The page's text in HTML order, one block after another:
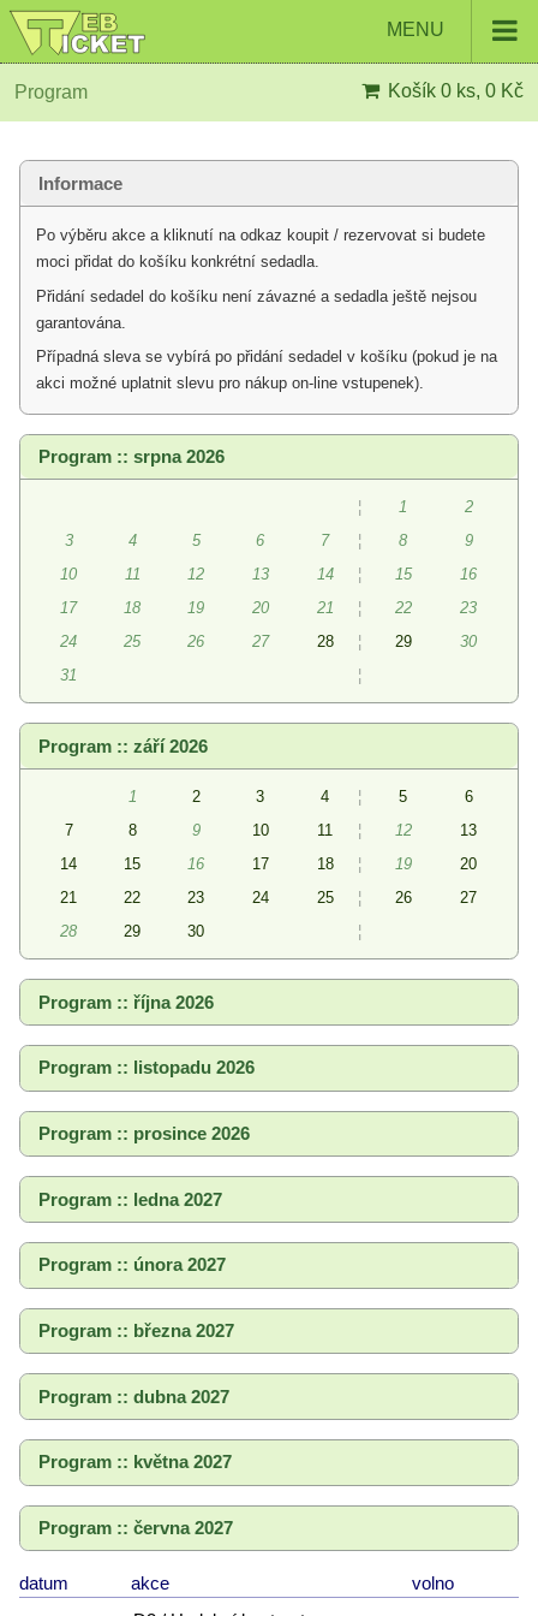
MENU
Program Košík 0 ks, 0 Kč
Informace
Po výběru akce a kliknutí na odkaz koupit / rezervovat si budete
moci přidat do košíku konkrétní sedadla.
Přidání sedadel do košíku není závazné a sedadla ještě nejsou
garantována.
Případná sleva se vybírá po přidání sedadel v košíku (pokud je na
akci možné uplatnit slevu pro nákup on-line vstupenek).
Program :: srpna 2026
¦ 1
2
3
4 5 6 7 ¦ 8
9
10
11 12 13 14 ¦ 15
16
17
18 19 20 21 ¦ 22
23
24
25 26 27 28 ¦ 29
30
31
¦
Program :: září 2026
1 2 3 4 ¦ 5
6
7
8 9 10 11 ¦ 12
13
14
15 16 17 18 ¦ 19
20
21
22 23 24 25 ¦ 26
27
28
29 30 ¦
Program :: října 2026
Program :: listopadu 2026
Program :: prosince 2026
Program :: ledna 2027
Program :: února 2027
Program :: března 2027
Program :: dubna 2027
Program :: května 2027
Program :: června 2027
datum akce volno